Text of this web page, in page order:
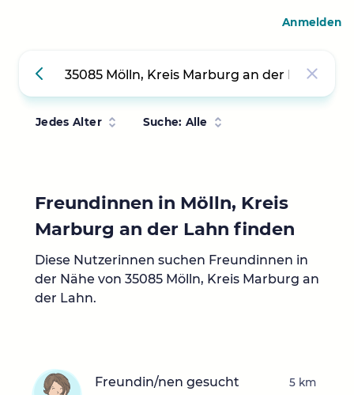
Jedes Alter Suche: Alle
Freundinnen in Mölln, Kreis
Marburg an der Lahn finden
Diese Nutzerinnen suchen Freundinnen in
der Nähe von 35085 Mölln, Kreis Marburg an
der Lahn.
Freundin/nen gesucht 5 km
Anmelden